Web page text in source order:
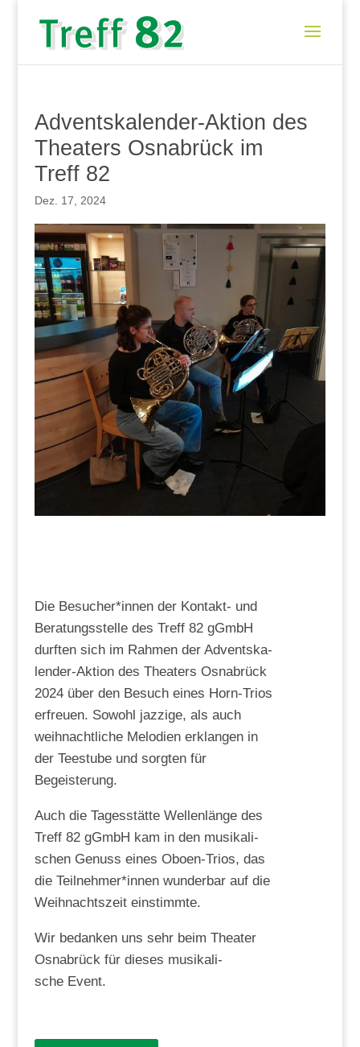
Advents­ka­len­der-Akti­on des
Thea­ters Osna­brück im
Treff 82
Dez. 17, 2024
Die Besucher*innen der Kon­takt- und
Bera­tungs­stel­le des Treff 82 gGmbH
durf­ten sich im Rah­men der Advents­ka­
len­der-Akti­on des Thea­ters Osna­brück
2024 über den Besuch eines Horn-Tri­os
erfreu­en. Sowohl jaz­zi­ge, als auch
weih­nacht­li­che Melo­dien erklan­gen in
der Tee­stu­be und sorg­ten für
Begeisterung.
Auch die Tages­stät­te Wel­len­län­ge des
Treff 82 gGmbH kam in den musi­ka­li­
schen Genuss eines Obo­en-Tri­os, das
die Teilnehmer*innen wun­der­bar auf die
Weih­nachts­zeit einstimmte.
Wir bedan­ken uns sehr beim Thea­ter
Osna­brück für die­ses musi­ka­li­
sche Event.